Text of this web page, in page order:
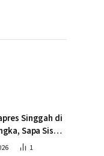
Singgah di
Sapa Siswa
Sekolah
1